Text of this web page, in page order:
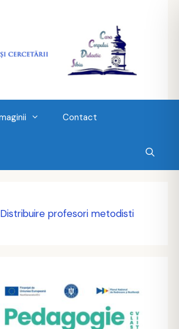
Contact
Distribuire profesori metodisti